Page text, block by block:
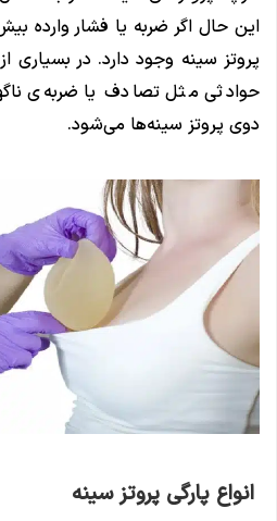
این حال اگر ضربه یا فشار وارده
پروتز سینه وجود دارد. در بسیاری
حوادثی مثل تصادف یا ضربه‌ی
دوی پروتز سینه‌ها می‌شود.
انواع پارگی پروتز سینه